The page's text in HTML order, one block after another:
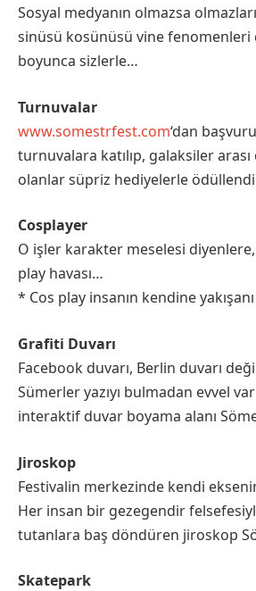
Sosyal medyanın olmazsa
sinüsü kosünüsü vine fenomenleri
boyunca sizlerle…
Turnuvalar
www.somestrfest.com‘dan
turnuvalara katılıp, galaksiler
olanlar süpriz hediyelerle
Cosplayer
O işler karakter meselesi
play havası…
* Cos play insanın kendine
Grafiti Duvarı
Facebook duvarı, Berlin duvarı
Sümerler yazıyı bulmadan evvel
interaktif duvar boyama alanı
Jiroskop
Festivalin merkezinde kendi
Her insan bir gezegendir
tutanlara baş döndüren jiroskop
Skatepark